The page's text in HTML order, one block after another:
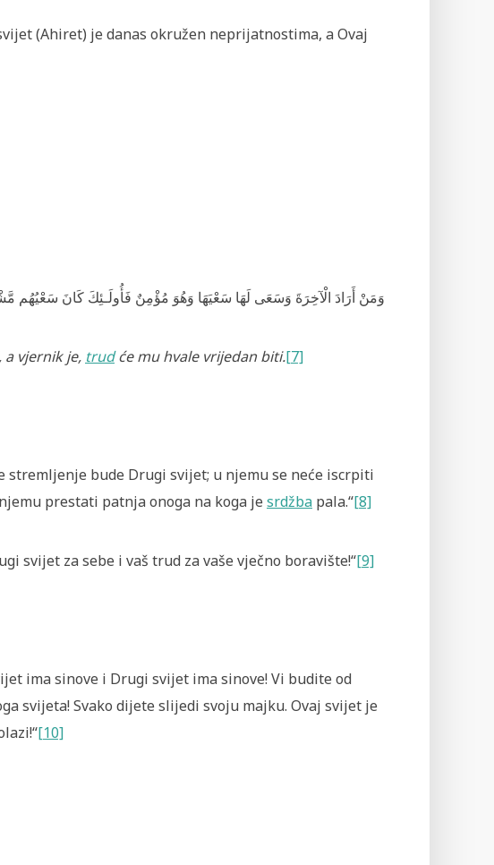
(Ahiret) je danas okružen neprijatnostima, a Ovaj
وَمَنْ أَرَادَ الْآخِرَةَ وَسَعَى لَهَا سَعْيَهَا وَهُوَ مُؤْمِنٌ فَأُولَـئِكَ كَانَ سَعْيُهُم
a vjernik je, trudće mu hvale vrijedan biti.[7]
stremljenje bude Drugi svijet; u njemu se neće iscrpiti
prestati patnja onoga na koga je srdžba pala.“[8]
svijet za sebe i vaš trud za vaše vječno boravište!“[9]
ima sinove i Drugi svijet ima sinove! Vi budite od
svijeta! Svako dijete slijedi svoju majku. Ovaj svijet je
[10]